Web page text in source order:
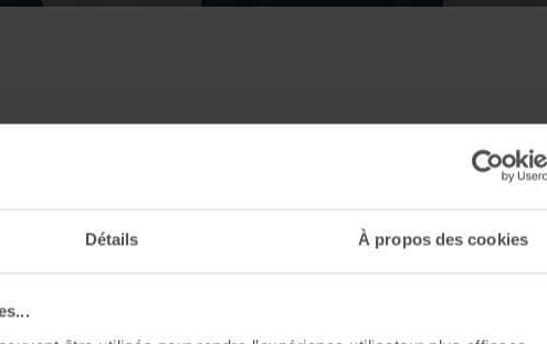
Détails À propos des cookies
les-Bains] Pré-
de "Résidence O"